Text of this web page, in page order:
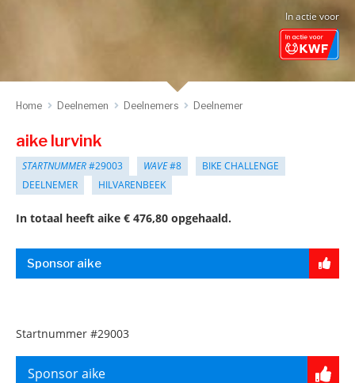
In actie voor
Home Deelnemen Deelnemers Deelnemer
aike lurvink
STARTNUMMER#29003 WAVE#8
BIKE CHALLENGE
DEELNEMER
HILVARENBEEK
In totaal heeft aike € 476,80 opgehaald.
Sponsor aike
Startnummer #29003
Sponsor aike